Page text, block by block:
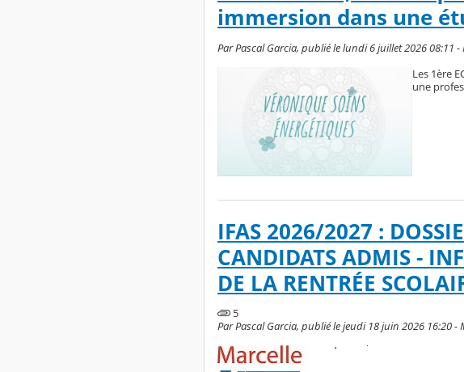
immersion dans une
Par Pascal Garcia, publié le lundi 6 juillet 2026 08:11
Les 1ère
une
IFAS 2026/2027 :
CANDIDATS ADMIS -
DE LA RENTRÉE
5
Par Pascal Garcia, publié le jeudi 18 juin 2026 16:20